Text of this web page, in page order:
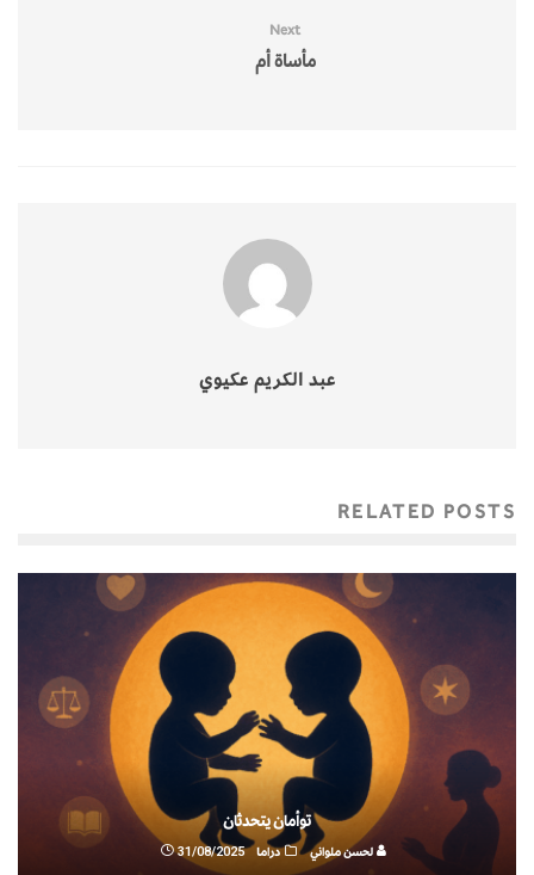
Next
مأساة أم
عبد الكريم عكيوي
RELATED POSTS
توأمان يتحدثان
لحسن ملواني دراما 31/08/2025